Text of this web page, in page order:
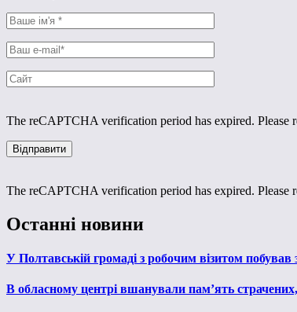
The reCAPTCHA verification period has expired. Please
The reCAPTCHA verification period has expired. Please
Останні новини
У Полтавській громаді з робочим візитом
В обласному центрі вшанували пам’ять